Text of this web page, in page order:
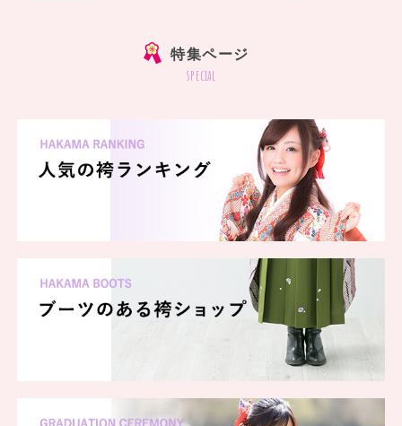
特集ページ
special